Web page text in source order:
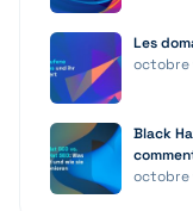
Les
octobre
Black
octobre